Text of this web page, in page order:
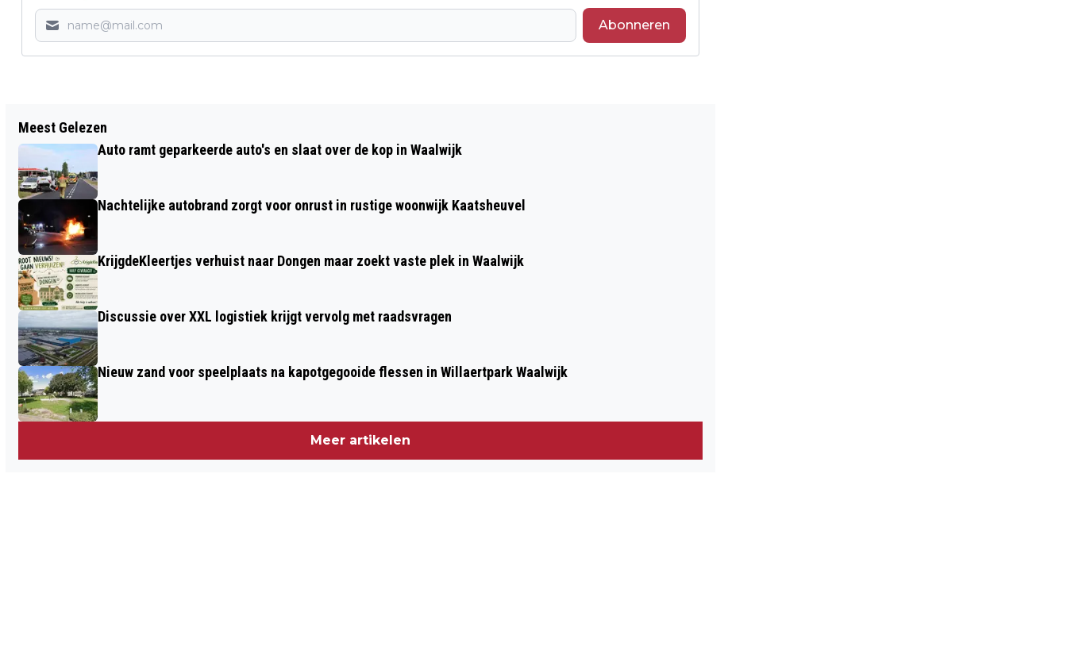
Abonneren
GEMEENTE WAALWIJK KONDIGT
SUBSIDIEKORTING VOOR CULTURELE
PARTNERS AAN
HUN TELEFOON ZAKELIJK
Meest Gelezen
Auto ramt geparkeerde auto's en slaat over de kop in Waalwijk
Nachtelijke autobrand zorgt voor onrust in rustige woonwijk Kaatsheuvel
KrijgdeKleertjes verhuist naar Dongen maar zoekt vaste plek in Waalwijk
Discussie over XXL logistiek krijgt vervolg met raadsvragen
Nieuw zand voor speelplaats na kapotgegooide flessen in Willaertpark Waalwijk
Meer artikelen